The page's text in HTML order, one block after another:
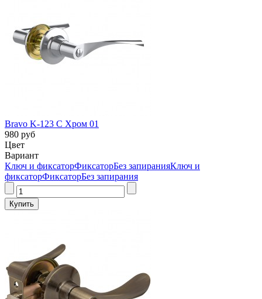
Bravo K-123 C Хром 01
980 руб
Цвет
Вариант
Ключ и фиксаторФиксаторБез запиранияКлюч и
фиксаторФиксаторБез запирания